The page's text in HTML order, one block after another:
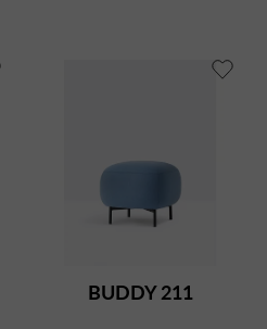
BUDDY 211